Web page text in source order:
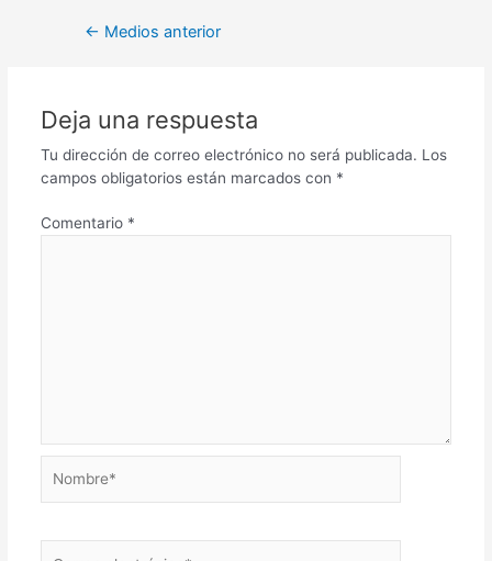
← Medios anterior
Deja una respuesta
Tu dirección de correo electrónico no será publicada. Los
campos obligatorios están marcados con *
Comentario *